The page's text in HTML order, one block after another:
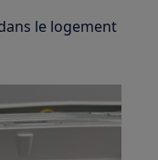
le logement